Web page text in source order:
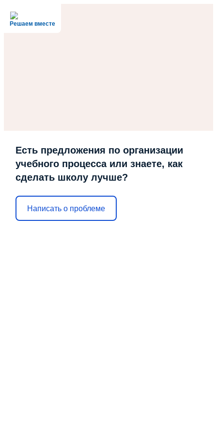
Решаем вместе
Есть предложения по организации
учебного процесса или знаете, как
сделать школу лучше?
Написать о проблеме